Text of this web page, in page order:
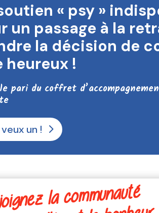
« psy »
un passage à la
la décision de
heureux !
pari du coffret
un !